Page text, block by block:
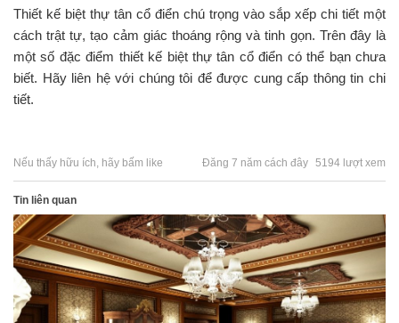
Thiết kế biệt thự tân cổ điển chú trọng vào sắp xếp chi tiết một
cách trật tự, tạo cảm giác thoáng rộng và tinh gọn. Trên đây là
một số đặc điểm thiết kế biệt thự tân cổ điển có thể bạn chưa
biết. Hãy liên hệ với chúng tôi để được cung cấp thông tin chi
tiết.
Nếu thấy hữu ích, hãy bấm like Đăng 7 năm cách đây 5194 lượt xem
Tin liên quan